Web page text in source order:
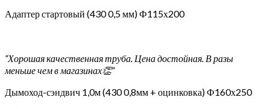
Адаптер стартовый (430 0,5 мм) Ф115х200
“Хорошая качественная труба. Цена достойная. В разы
меньше чем в магазинах👏”
Дымоход-сэндвич 1,0м (430 0,8мм + оцинковка) Ф160х250